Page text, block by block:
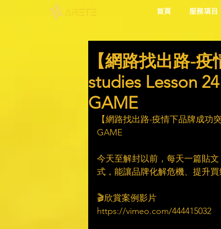
首頁 服務項目
【網路找出路-
studies Lesson
GAME​
【網路找出路-疫情下品牌成功
GAME​
今天至解封以前，每天一篇貼
式，能讓品牌化解危機、提升
🎬欣賞案例影片​
https://vimeo.com/444415032​